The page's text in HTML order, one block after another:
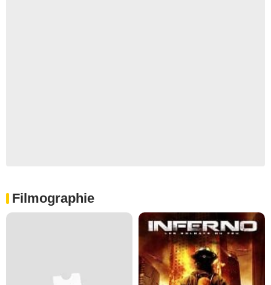
Filmographie